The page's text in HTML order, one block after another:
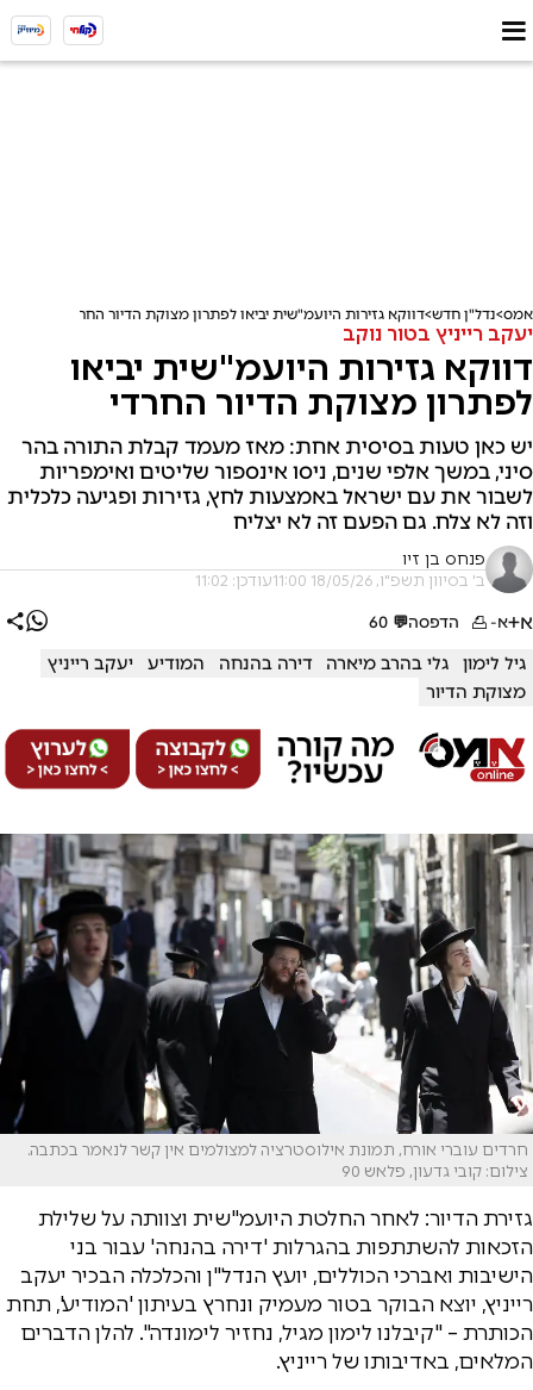
אמס נדל"ן חדש דווקא גזירות היועמ"שית יביאו לפתרון מצוקת הדיור החרדי
יעקב רייניץ בטור נוקב
דווקא גזירות היועמ"שית יביאו
לפתרון מצוקת הדיור החרדי
יש כאן טעות בסיסית אחת: מאז מעמד קבלת התורה בהר
סיני, במשך אלפי שנים, ניסו אינספור שליטים ואימפריות
לשבור את עם ישראל באמצעות לחץ, גזירות ופגיעה כלכלית
וזה לא צלח. גם הפעם זה לא יצליח
פנחס בן זיו
ב' בסיוון תשפ"ו, 18/05/26 11:00 עודכן: 11:02
א+א- הדפסה💬
60
גיל לימון גלי בהרב מיארה דירה בהנחה המודיע
יעקב רייניץ
מצוקת הדיור
חרדים עוברי אורח, תמונת אילוסטרציה למצולמים אין קשר לנאמר בכתבה.
צילום: קובי גדעון, פלאש 90
גזירת הדיור: לאחר החלטת היועמ"שית וצוותה על שלילת
הזכאות להשתתפות בהגרלות 'דירה בהנחה' עבור בני
הישיבות ואברכי הכוללים, יועץ הנדל"ן והכלכלה הבכיר יעקב
רייניץ, יוצא הבוקר בטור מעמיק ונחרץ בעיתון 'המודיע', תחת
הכותרת – "קיבלנו לימון מגיל, נחזיר לימונדה". להלן הדברים
המלאים, באדיבותו של רייניץ.